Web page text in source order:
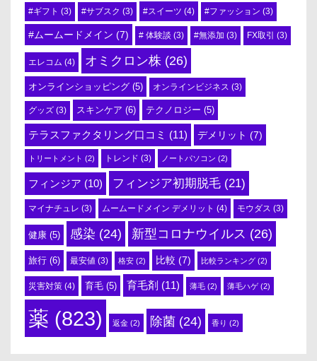
#ギフト (3) #サブスク (3) #スイーツ (4) #ファッション (3)
#ムームードメイン (7) # 体験談 (3) #無添加 (3) FX取引 (3)
エレコム (4) オミクロン株 (26)
オンラインショッピング (5) オンラインビジネス (3)
グッズ (3) スキンケア (6) テクノロジー (5)
テラスファクタリング口コミ (11) デメリット (7)
トリートメント (2) トレンド (3) ノートパソコン (2)
フィンジア (10) フィンジア初期脱毛 (21)
マイナチュレ (3) ムームードメイン デメリット (4) モウダス (3)
健康 (5) 感染 (24) 新型コロナウイルス (26)
旅行 (6) 最安値 (3) 格安 (2) 比較 (7) 比較ランキング (2)
災害対策 (4) 育毛 (5) 育毛剤 (11) 薄毛 (2) 薄毛ハゲ(2)
薬 (823) 返金 (2) 除菌 (24) 香り (2)